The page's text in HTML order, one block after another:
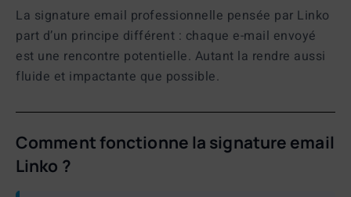
La signature email professionnelle pensée par Linko
part d’un principe différent : chaque e-mail envoyé
est une rencontre potentielle. Autant la rendre aussi
fluide et impactante que possible.
Comment fonctionne la signature email
Linko ?